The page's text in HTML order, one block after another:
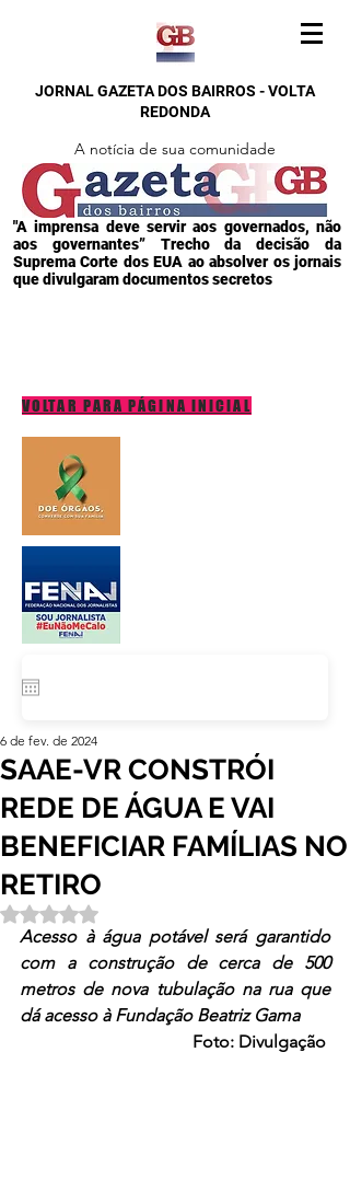
JORNAL GAZETA DOS BAIRROS - VOLTA
REDONDA
A notícia de sua comunidade
"A imprensa deve servir aos governados, não
aos governantes” Trecho da decisão da
Suprema Corte dos EUA ao absolver os jornais
que divulgaram documentos secretos
VOLTAR PARA PÁGINA INICIAL
SAAE-VR CONSTRÓI
REDE DE ÁGUA E VAI
BENEFICIAR FAMÍLIAS NO
RETIRO
6 de fev. de 2024
Avaliado com NaN de 5 estrelas.
Acesso à água potável será garantido
com a construção de cerca de 500
metros de nova tubulação na rua que
dá acesso à Fundação Beatriz Gama
Foto: Divulgação